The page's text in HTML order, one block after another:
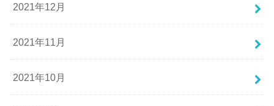
2021年12月
2021年11月
2021年10月